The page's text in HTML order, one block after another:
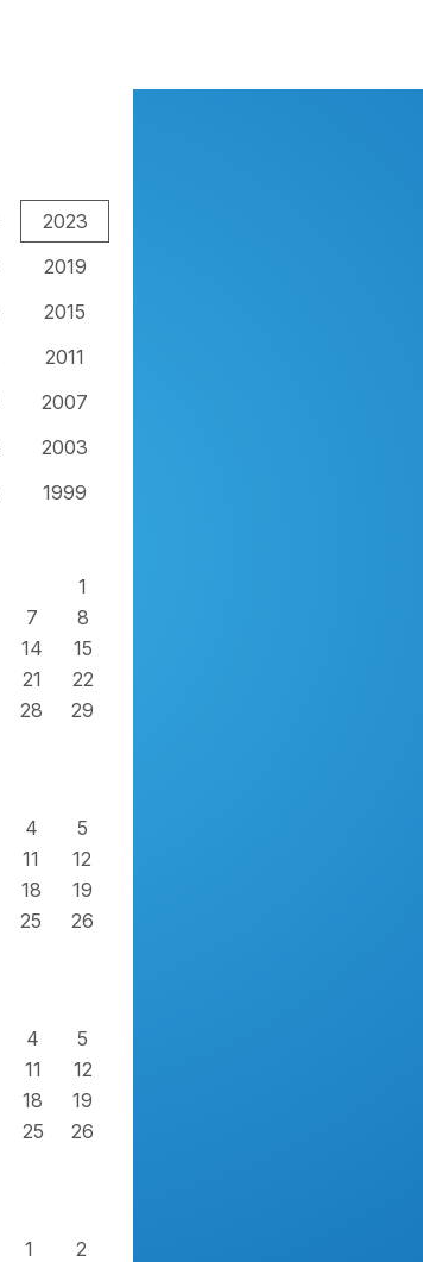
2023
2019
2015
2011
2007
2003
1999
1
7
8
14
15
21
22
28
29
4
5
11
12
18
19
25
26
4
5
11
12
18
19
25
26
1
2